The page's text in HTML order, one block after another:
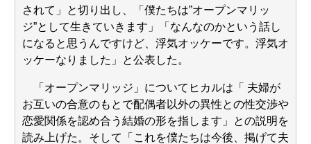
されて」と切り出し、「僕たちは”オープンマリッ
ジ”として生きていきます」「なんなのかという話し
になると思うんですけど、浮気オッケーです。浮気オ
ッケーなりました」と公表した。
「オープンマリッジ」についてヒカルは「 夫婦が
お互いの合意のもとで配偶者以外の異性との性交渉や
恋愛関係を認め合う結婚の形を指します」との説明を
読み上げた。そして「これを僕たちは今後、掲げて夫